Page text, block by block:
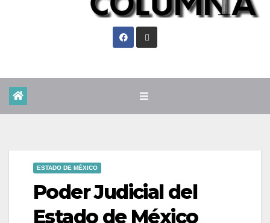
ESTADO DE MÉXICO
Poder Judicial del
Estado de México